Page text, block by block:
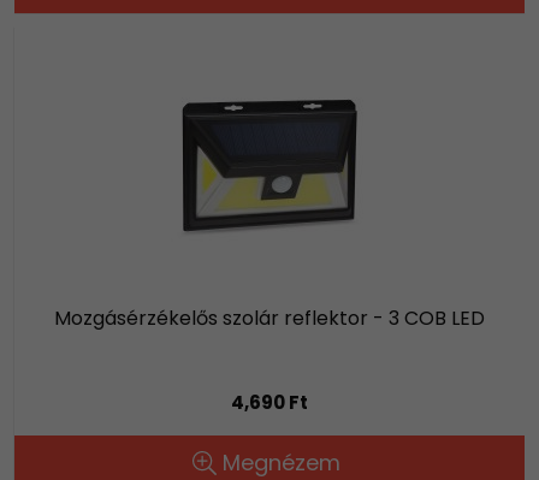
Mozgásérzékelős szolár reflektor - 3 COB LED
4,690 Ft
Megnézem